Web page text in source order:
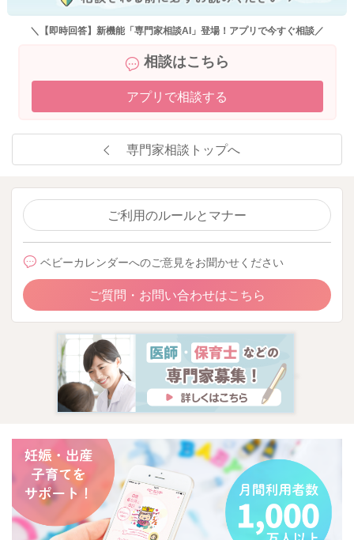
＼【即時回答】新機能「専門家相談AI」登場！アプリで今すぐ相談／
相談はこちら
アプリで相談する
専門家相談トップへ
ご利用のルールとマナー
ベビーカレンダーへのご意見をお聞かせください
ご質問・お問い合わせはこちら